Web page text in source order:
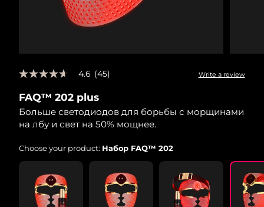
4.6
of
5
stars,
average
value.
Read
45
Reviews.
Same
page
link.
4.6 (45) Write a review
FAQ™ 202 plus
Больше светодиодов для борьбы с морщинами
на лбу и свет на 50% мощнее.
Choose your product: Набор FAQ™ 202